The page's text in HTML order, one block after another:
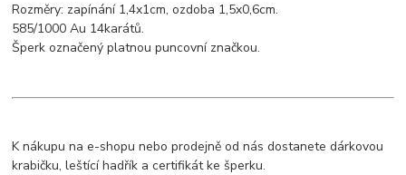
Rozměry: zapínání 1,4x1cm, ozdoba 1,5x0,6cm.
585/1000 Au 14karátů.
Šperk označený platnou puncovní značkou.
K nákupu na e-shopu nebo prodejně od nás dostanete dárkovou
krabičku, leštící hadřík a certifikát ke šperku.